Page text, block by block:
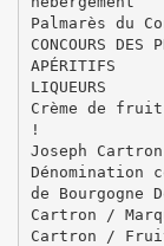
Palmarès du
CONCOURS DES
APÉRITIFS
LIQUEURS
Crème de fruit
!
Joseph Cartron
Dénomination
de Bourgogne
Cartron /
Cartron /